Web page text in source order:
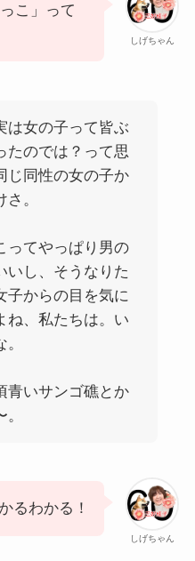
しげちゃん
こ」って
は女の子って皆ぶ
たのでは？って思
じ同性の女の子か
。
ってやっぱり男の
いし、そうなりた
子からの目を気に
ね、私たちは。い
青いサンゴ礁とか
しげちゃん
るわかる！